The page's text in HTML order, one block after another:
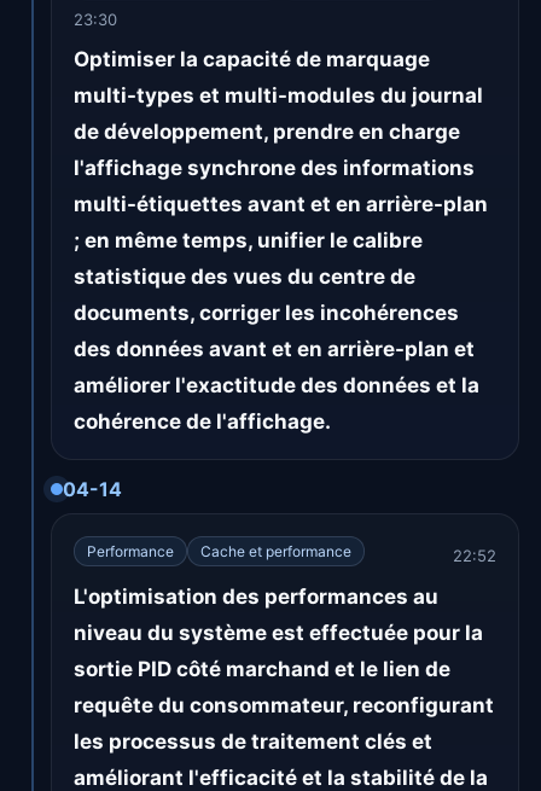
23:30
Optimiser la capacité de marquage
multi-types et multi-modules du journal
de développement, prendre en charge
l'affichage synchrone des informations
multi-étiquettes avant et en arrière-plan
; en même temps, unifier le calibre
statistique des vues du centre de
documents, corriger les incohérences
des données avant et en arrière-plan et
améliorer l'exactitude des données et la
cohérence de l'affichage.
04-14
Performance Cache et performance 22:52
L'optimisation des performances au
niveau du système est effectuée pour la
sortie PID côté marchand et le lien de
requête du consommateur, reconfigurant
les processus de traitement clés et
améliorant l'efficacité et la stabilité de la